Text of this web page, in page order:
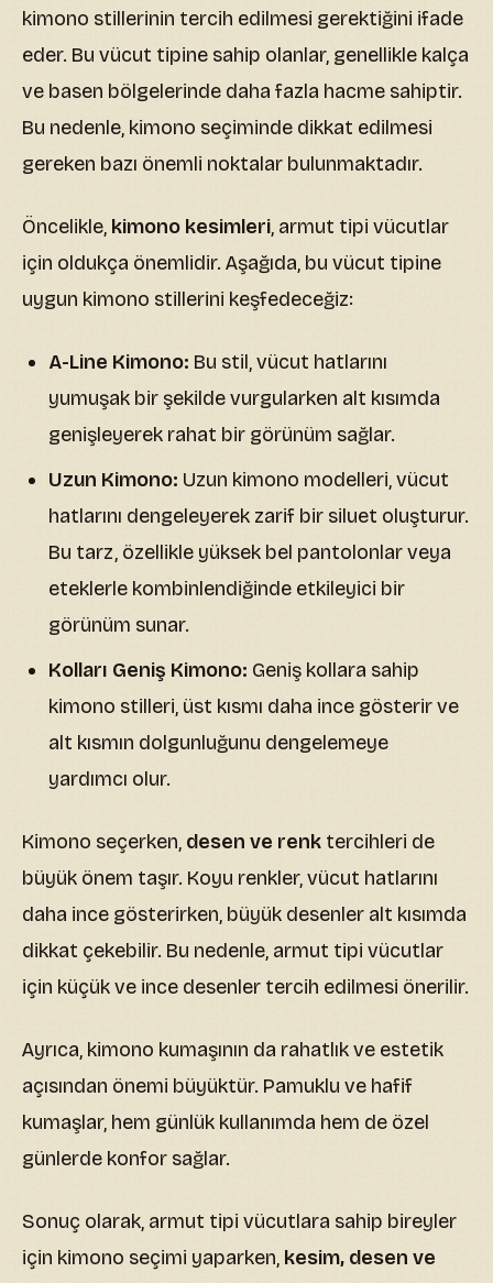
kimono stillerinin tercih edilmesi gerektiğini ifade
eder. Bu vücut tipine sahip olanlar, genellikle kalça
ve basen bölgelerinde daha fazla hacme sahiptir.
Bu nedenle, kimono seçiminde dikkat edilmesi
gereken bazı önemli noktalar bulunmaktadır.
Öncelikle, kimono kesimleri, armut tipi vücutlar
için oldukça önemlidir. Aşağıda, bu vücut tipine
uygun kimono stillerini keşfedeceğiz:
A-Line Kimono: Bu stil, vücut hatlarını
yumuşak bir şekilde vurgularken alt kısımda
genişleyerek rahat bir görünüm sağlar.
Uzun Kimono: Uzun kimono modelleri, vücut
hatlarını dengeleyerek zarif bir siluet oluşturur.
Bu tarz, özellikle yüksek bel pantolonlar veya
eteklerle kombinlendiğinde etkileyici bir
görünüm sunar.
Kolları Geniş Kimono: Geniş kollara sahip
kimono stilleri, üst kısmı daha ince gösterir ve
alt kısmın dolgunluğunu dengelemeye
yardımcı olur.
Kimono seçerken, desen ve renk tercihleri de
büyük önem taşır. Koyu renkler, vücut hatlarını
daha ince gösterirken, büyük desenler alt kısımda
dikkat çekebilir. Bu nedenle, armut tipi vücutlar
için küçük ve ince desenler tercih edilmesi önerilir.
Ayrıca, kimono kumaşının da rahatlık ve estetik
açısından önemi büyüktür. Pamuklu ve hafif
kumaşlar, hem günlük kullanımda hem de özel
günlerde konfor sağlar.
Sonuç olarak, armut tipi vücutlara sahip bireyler
için kimono seçimi yaparken, kesim, desen ve